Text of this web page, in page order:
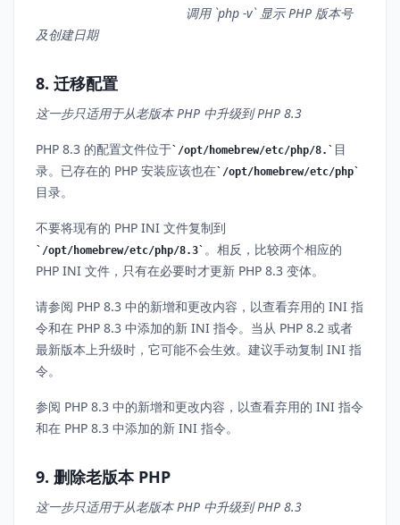
调用 `php -v` 显示 PHP 版本号
及创建日期
8. 迁移配置
这一步只适用于从老版本 PHP 中升级到 PHP 8.3
PHP 8.3 的配置文件位于 /opt/homebrew/etc/php/8.
目
录。已存在的 PHP 安装应该也在 /opt/homebrew/etc/php
目录。
不要将现有的 PHP INI 文件复制到
/opt/homebrew/etc/php/8.3 。相反，比较两个相应的
PHP INI 文件，只有在必要时才更新 PHP 8.3 变体。
请参阅 PHP 8.3 中的新增和更改内容，以查看弃用的 INI 指
令和在 PHP 8.3 中添加的新 INI 指令。当从 PHP 8.2 或者
最新版本上升级时，它可能不会生效。建议手动复制 INI 指
令。
参阅 PHP 8.3 中的新增和更改内容，以查看弃用的 INI 指令
和在 PHP 8.3 中添加的新 INI 指令。
9. 删除老版本 PHP
这一步只适用于从老版本 PHP 中升级到 PHP 8.3